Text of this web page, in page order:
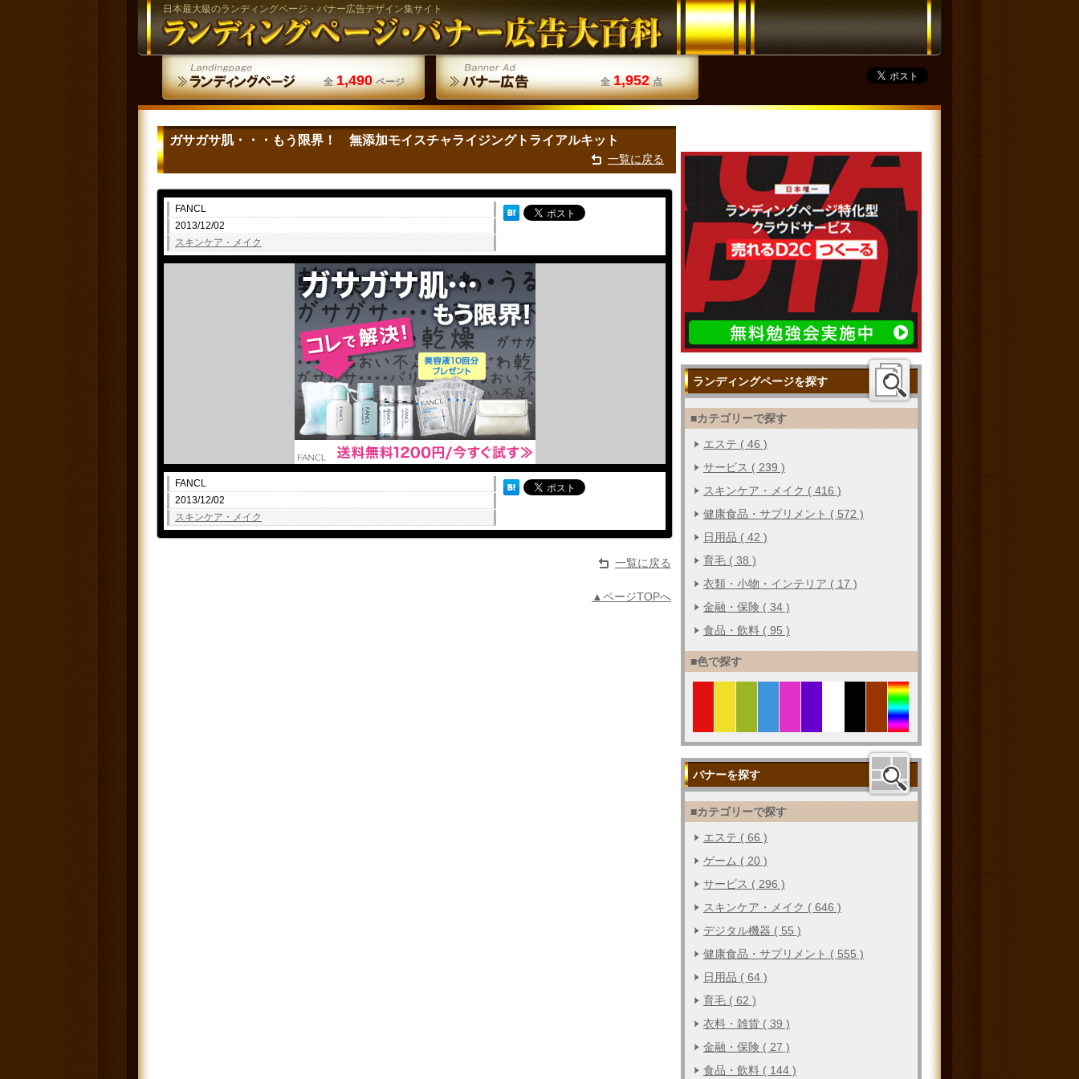
日本最大級のランディングページ・バナー広告デザイン集サイト
全 1,490 ページ 全 1,952 点
ガサガサ肌・・・もう限界！ 無添加モイスチャライジングトライアルキット
一覧に戻る
FANCL
2013/12/02
スキンケア・メイク
FANCL
2013/12/02
スキンケア・メイク
一覧に戻る
▲ページTOPへ
ランディングページを探す
■カテゴリーで探す
エステ ( 46 )
サービス ( 239 )
スキンケア・メイク ( 416 )
健康食品・サプリメント ( 572 )
日用品 ( 42 )
育毛 ( 38 )
衣類・小物・インテリア ( 17 )
金融・保険 ( 34 )
食品・飲料 ( 95 )
■色で探す
バナーを探す
■カテゴリーで探す
エステ ( 66 )
ゲーム ( 20 )
サービス ( 296 )
スキンケア・メイク ( 646 )
デジタル機器 ( 55 )
健康食品・サプリメント ( 555 )
日用品 ( 64 )
育毛 ( 62 )
衣料・雑貨 ( 39 )
金融・保険 ( 27 )
食品・飲料 ( 144 )